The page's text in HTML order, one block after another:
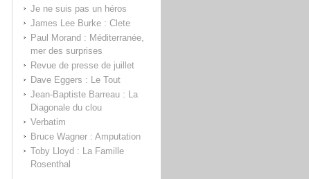
Je ne suis pas un héros
James Lee Burke : Clete
Paul Morand : Méditerranée,
mer des surprises
Revue de presse de juillet
Dave Eggers : Le Tout
Jean-Baptiste Barreau : La
Diagonale du clou
Verbatim
Bruce Wagner : Amputation
Toby Lloyd : La Famille
Rosenthal